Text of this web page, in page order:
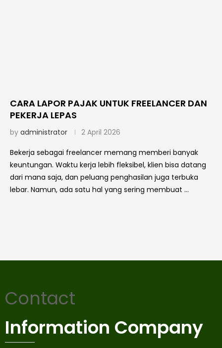
CARA LAPOR PAJAK UNTUK FREELANCER DAN
PEKERJA LEPAS
by administrator 2 April 2026
Bekerja sebagai freelancer memang memberi banyak
keuntungan. Waktu kerja lebih fleksibel, klien bisa datang
dari mana saja, dan peluang penghasilan juga terbuka
lebar. Namun, ada satu hal yang sering membuat …
Contact
Information Company